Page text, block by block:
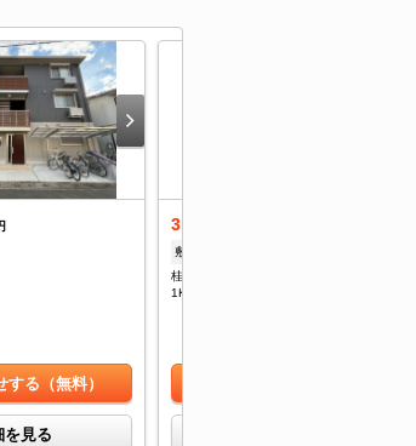
する（無料）
を見る
3.6
敷
桂駅 徒歩10分
1K/19.35㎡